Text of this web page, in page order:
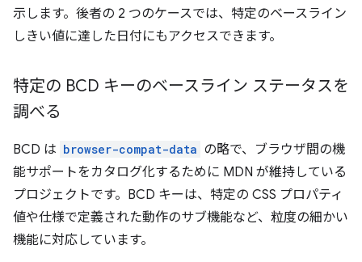
示します。後者の 2 つのケースでは、特定のベースライン
しきい値に達した日付にもアクセスできます。
特定の BCD キーのベースライン ステータスを
調べる
BCD は browser-compat-data の略で、ブラウザ間の機
能サポートをカタログ化するために MDN が維持している
プロジェクトです。BCD キーは、特定の CSS プロパティ
値や仕様で定義された動作のサブ機能など、粒度の細かい
機能に対応しています。